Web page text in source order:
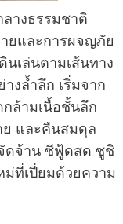
ลางธรรมชาติ
ยและการผจญภัย
นเล่นตามเส้นทาง
งล้ำลึก เริ่มจาก
ล้ามเนื้อชั้นลึก
ย และคืนสมดุล
ดจ้าน ซีฟู้ดสด ซูชิ
ม่ที่เปี่ยมด้วยความ